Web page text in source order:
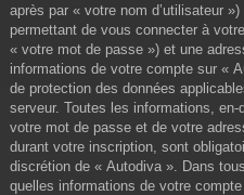
après par « votre nom d’utilisateur
permettant de vous connecter à
« votre mot de passe ») et une
informations de votre compte sur «
de protection des données
serveur. Toutes les informations, en-
votre mot de passe et de votre
durant votre inscription, sont
discrétion de « Autodiva ». Dans
quelles informations de votre